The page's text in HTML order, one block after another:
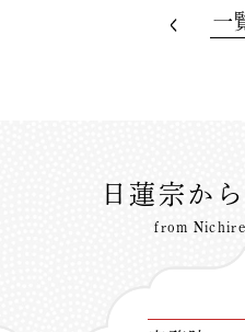
一
日蓮宗か
from